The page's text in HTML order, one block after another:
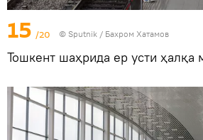
15 /20 © Sputnik / Бахром Хатамов
Тошкент шаҳрида ер усти ҳалқа